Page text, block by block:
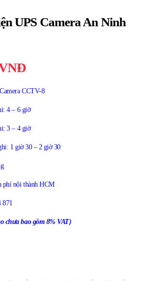
UPS Camera An Ninh
CCTV-8
4 – 6 giờ
3 – 4 giờ
1 giờ 30 – 2 giờ 30
phí nội thành HCM
871
chưa bao gồm 8% VAT)